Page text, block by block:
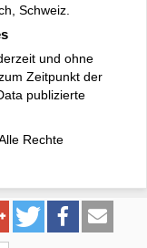
Schweiz.
und ohne
Zeitpunkt der
publizierte
Rechte